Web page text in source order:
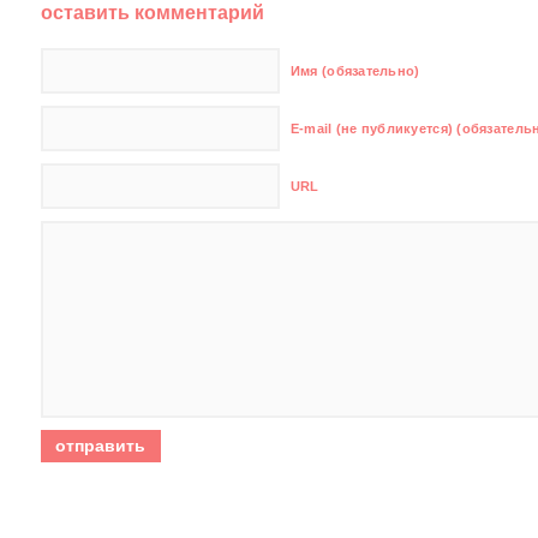
оставить комментарий
Имя (обязательно)
E-mail (не публикуется)
URL